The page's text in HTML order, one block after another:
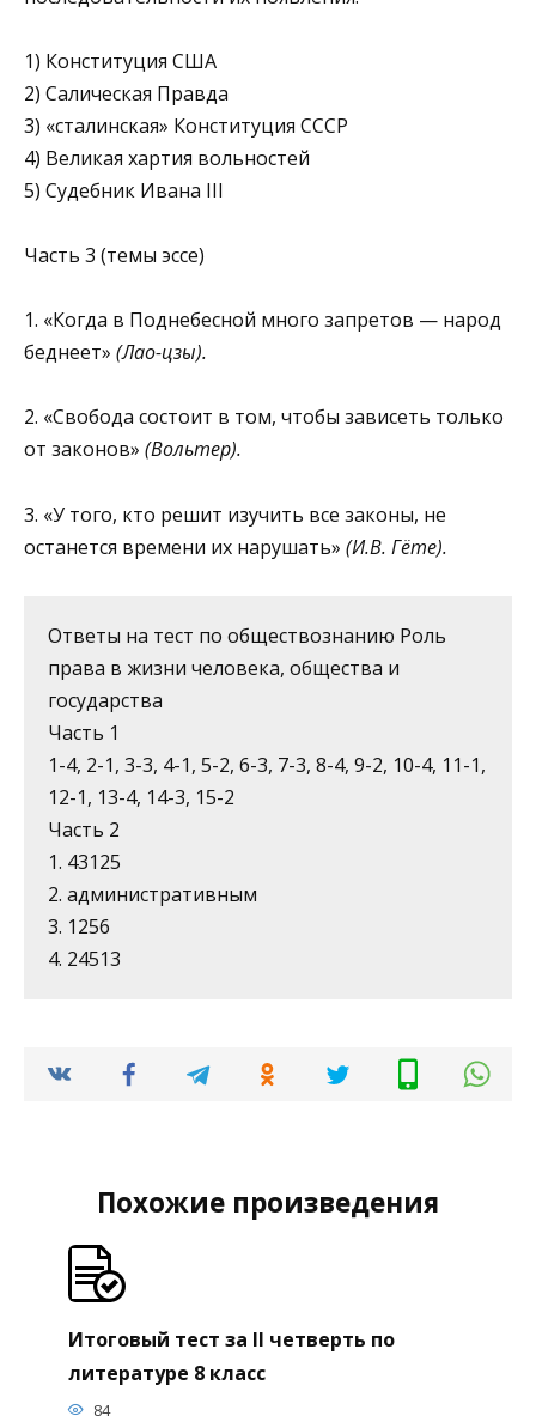
1) Конституция США
2) Салическая Правда
3) «сталинская» Конституция СССР
4) Великая хартия вольностей
5) Судебник Ивана III
Часть 3 (темы эссе)
1. «Когда в Поднебесной много запретов — народ
беднеет» (Лао-цзы).
2. «Свобода состоит в том, чтобы зависеть только
от законов» (Вольтер).
3. «У того, кто решит изучить все законы, не
останется време­ни их нарушать» (И.В. Гёте).
Ответы на тест по обществознанию Роль
права в жизни человека, общества и
государства
Часть 1
1-4, 2-1, 3-3, 4-1, 5-2, 6-3, 7-3, 8-4, 9-2, 10-4, 11-1,
12-1, 13-4, 14-3, 15-2
Часть 2
1. 43125
2. административным
3. 1256
4. 24513
Похожие произведения
Итоговый тест за II четверть по
литературе 8 класс
84